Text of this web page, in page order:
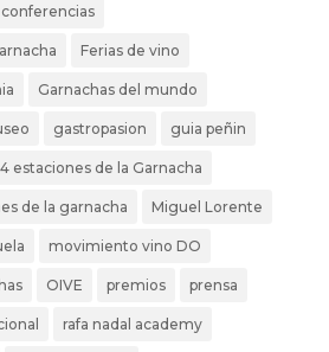
conferencias
Ferias de vino
Garnachas del mundo
gastropasion guia peñin
estaciones de la Garnacha
de la garnacha Miguel Lorente
movimiento vino DO
OIVE premios prensa
rafa nadal academy